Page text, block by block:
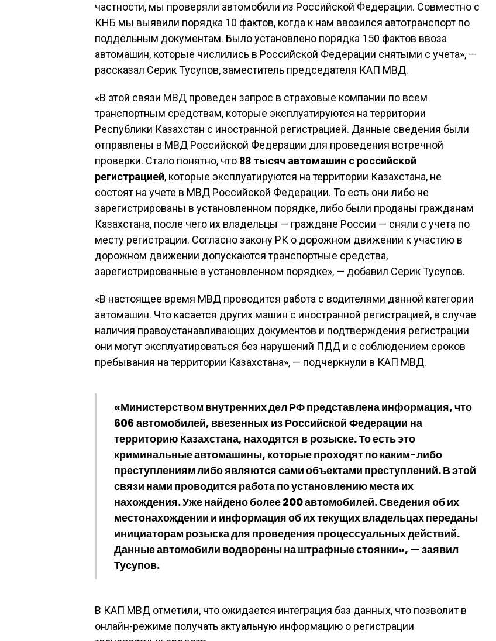
частности, мы проверяли автомобили из Российской Федерации. Совместно с
КНБ мы выявили порядка 10 фактов, когда к нам ввозился автотранспорт по
поддельным документам. Было установлено порядка 150 фактов ввоза
автомашин, которые числились в Российской Федерации снятыми с учета», —
рассказал Серик Тусупов, заместитель председателя КАП МВД.
«В этой связи МВД проведен запрос в страховые компании по всем
транспортным средствам, которые эксплуатируются на территории
Республики Казахстан с иностранной регистрацией. Данные сведения были
отправлены в МВД Российской Федерации для проведения встречной
проверки. Стало понятно, что 88 тысяч автомашин с российской
регистрацией, которые эксплуатируются на территории Казахстана, не
состоят на учете в МВД Российской Федерации. То есть они либо не
зарегистрированы в установленном порядке, либо были проданы гражданам
Казахстана, после чего их владельцы — граждане России — сняли с учета по
месту регистрации. Согласно закону РК о дорожном движении к участию в
дорожном движении допускаются транспортные средства,
зарегистрированные в установленном порядке», — добавил Серик Тусупов.
«В настоящее время МВД проводится работа с водителями данной категории
автомашин. Что касается других машин с иностранной регистрацией, в случае
наличия правоустанавливающих документов и подтверждения регистрации
они могут эксплуатироваться без нарушений ПДД и с соблюдением сроков
пребывания на территории Казахстана», — подчеркнули в КАП МВД.
«Министерством внутренних дел РФ представлена информация, что
606 автомобилей, ввезенных из Российской Федерации на
территорию Казахстана, находятся в розыске. То есть это
криминальные автомашины, которые проходят по каким-либо
преступлениям либо являются сами объектами преступлений. В этой
связи нами проводится работа по установлению места их
нахождения. Уже найдено более 200 автомобилей. Сведения об их
местонахождении и информация об их текущих владельцах переданы
инициаторам розыска для проведения процессуальных действий.
Данные автомобили водворены на штрафные стоянки», — заявил
Тусупов.
В КАП МВД отметили, что ожидается интеграция баз данных, что позволит в
онлайн-режиме получать актуальную информацию о регистрации